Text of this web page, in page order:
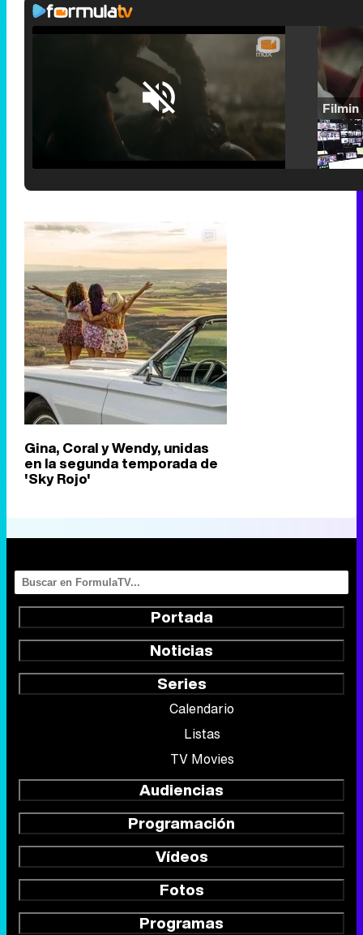
Gina, Coral y Wendy, unidas
en la segunda temporada de
'Sky Rojo'
Portada
Noticias
Series
Calendario
Listas
TV Movies
Audiencias
Programación
Vídeos
Fotos
Programas